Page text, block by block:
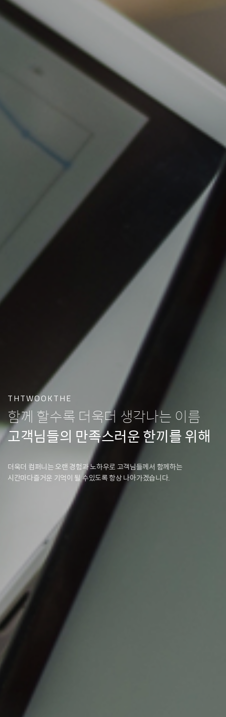
THTWOOKTHE
함께 할수록 더욱더 생각나는 이름
고객님들의 만족스러운 한끼를 위해
더욱더 컴퍼니는 오랜 경험과 노하우로 고객님들께서 함께하는
시간마다즐거운 기억이 될 수있도록 항상 나아가겠습니다.